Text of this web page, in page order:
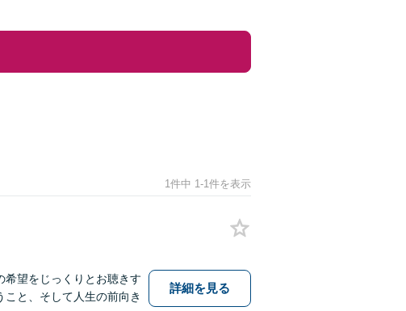
1件中 1-1件を表示
希望をじっくりとお聴きす
と、そして人生の前向き
詳細を見る